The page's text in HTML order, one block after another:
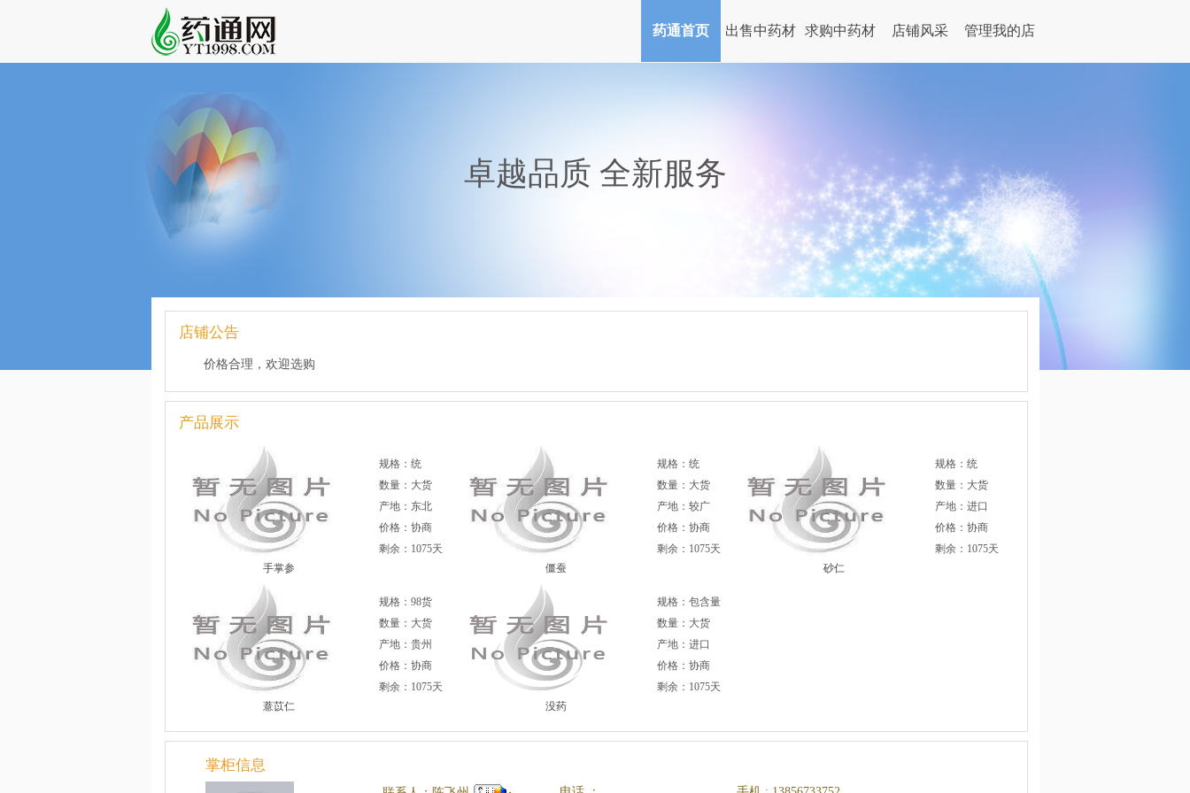
药通首页 出售中药材 求购中药材 店铺风采 管理我的店
卓越品质 全新服务
店铺公告
价格合理，欢迎选购
产品展示
手掌参
规格：统
数量：大货
产地：东北
价格：协商
剩余：1075天
僵蚕
规格：统
数量：大货
产地：较广
价格：协商
剩余：1075天
砂仁
规格：统
数量：大货
产地：进口
价格：协商
剩余：1075天
薏苡仁
规格：98货
数量：大货
产地：贵州
价格：协商
剩余：1075天
没药
规格：包含量
数量：大货
产地：进口
价格：协商
剩余：1075天
掌柜信息